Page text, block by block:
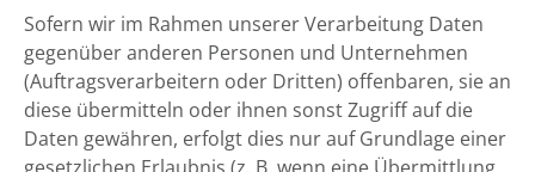
Sofern wir im Rahmen unserer Verarbeitung Daten
gegenüber anderen Personen und Unternehmen
(Auftragsverarbeitern oder Dritten) offenbaren, sie an
diese übermitteln oder ihnen sonst Zugriff auf die
Daten gewähren, erfolgt dies nur auf Grundlage einer